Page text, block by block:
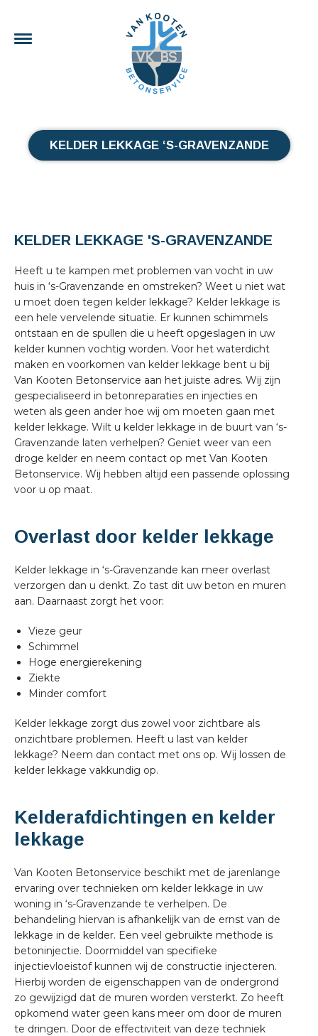
KELDER LEKKAGE ‘S-GRAVENZANDE
KELDER LEKKAGE 'S-GRAVENZANDE
Heeft u te kampen met problemen van vocht in uw
huis in ‘s-Gravenzande en omstreken? Weet u niet wat
u moet doen tegen kelder lekkage? Kelder lekkage is
een hele vervelende situatie. Er kunnen schimmels
ontstaan en de spullen die u heeft opgeslagen in uw
kelder kunnen vochtig worden. Voor het waterdicht
maken en voorkomen van kelder lekkage bent u bij
Van Kooten Betonservice aan het juiste adres. Wij zijn
gespecialiseerd in betonreparaties en injecties en
weten als geen ander hoe wij om moeten gaan met
kelder lekkage. Wilt u kelder lekkage in de buurt van ‘s-
Gravenzande laten verhelpen? Geniet weer van een
droge kelder en neem contact op met Van Kooten
Betonservice. Wij hebben altijd een passende oplossing
voor u op maat.
Overlast door kelder lekkage
Kelder lekkage in ‘s-Gravenzande kan meer overlast
verzorgen dan u denkt. Zo tast dit uw beton en muren
aan. Daarnaast zorgt het voor:
Vieze geur
Schimmel
Hoge energierekening
Ziekte
Minder comfort
Kelder lekkage zorgt dus zowel voor zichtbare als
onzichtbare problemen. Heeft u last van kelder
lekkage? Neem dan contact met ons op. Wij lossen de
kelder lekkage vakkundig op.
Kelderafdichtingen en kelder
lekkage
Van Kooten Betonservice beschikt met de jarenlange
ervaring over technieken om kelder lekkage in uw
woning in ‘s-Gravenzande te verhelpen. De
behandeling hiervan is afhankelijk van de ernst van de
lekkage in de kelder. Een veel gebruikte methode is
betoninjectie. Doormiddel van specifieke
injectievloeistof kunnen wij de constructie injecteren.
Hierbij worden de eigenschappen van de ondergrond
zo gewijzigd dat de muren worden versterkt. Zo heeft
opkomend water geen kans meer om door de muren
te dringen. Door de effectiviteit van deze techniek